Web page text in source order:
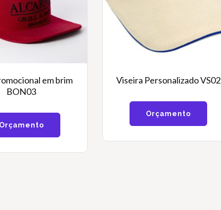
em brim
BON03
Orçamento
Viseira Personalizado VS02
Orçamento